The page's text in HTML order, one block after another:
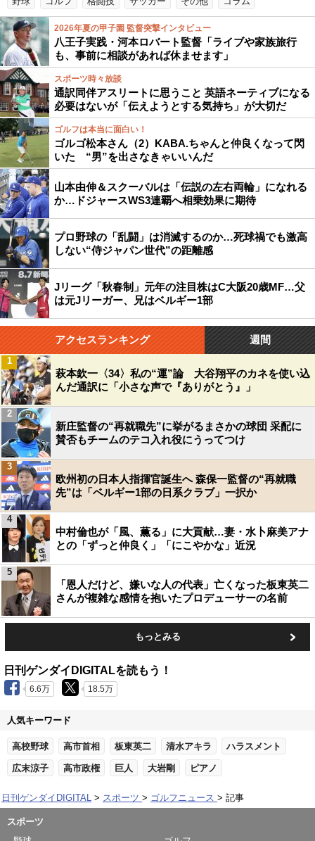
2026年夏の甲子園 監督突撃インタビュー
八王子実践・河本ロバート監督「ライブや家族旅行
も、事前に相談があれば休ませます」
スポーツ時々放談
通訳同伴アスリートに思うこと 英語ネーティブになる
必要はないが「伝えようとする気持ち」が大切だ
ゴルフは本当に面白い！
ゴルゴ松本さん（2）KABA.ちゃんと仲良くなって閃
いた “男”を出さなきゃいいんだ
山本由伸＆スクーバルは「伝説の左右両輪」になれる
か…ドジャースWS3連覇へ相乗効果に期待
プロ野球の「乱闘」は消滅するのか…死球禍でも激高
しない“侍ジャパン世代”の距離感
Jリーグ「秋春制」元年の注目株はC大阪20歳MF…父
は元Jリーガー、兄はベルギー1部
アクセスランキング 週間
萩本欽一〈34〉私の“運”論 大谷翔平のカネを使い込
んだ通訳に「小さな声で『ありがとう』」
1
新庄監督の“再就職先”に挙がるまさかの球団 采配に
賛否もチームのテコ入れ役にうってつけ
2
欧州初の日本人指揮官誕生へ 森保一監督の“再就職
先”は「ベルギー1部の日系クラブ」一択か
3
中村倫也が「風、薫る」に大貢献…妻・水卜麻美アナ
との「ずっと仲良く」「にこやかな」近況
4
「恩人だけど、嫌いな人の代表」亡くなった板東英二
さんが複雑な感情を抱いたプロデューサーの名前
5
もっとみる
日刊ゲンダイDIGITALを読もう！
6.6万 18.5万
人気キーワード
高校野球 高市首相 板東英二 清水アキラ ハラスメント
広末涼子 高市政権 巨人 大岩剛 ピアノ
日刊ゲンダイDIGITAL スポーツ ゴルフニュース 記事
スポーツ